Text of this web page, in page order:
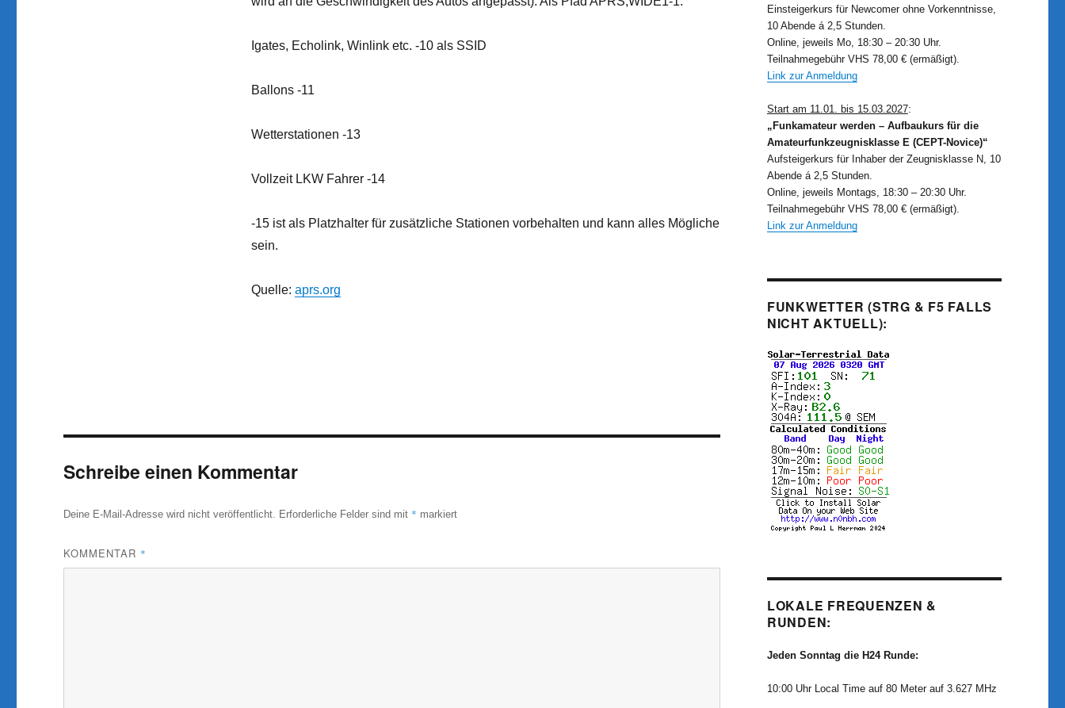
Igates, Echolink, Winlink etc. -10 als SSID
Ballons -11
Wetterstationen -13
Vollzeit LKW Fahrer -14
-15 ist als Platzhalter für zusätzliche Stationen vorbehalten und kann alles Mögliche
sein.
Quelle: aprs.org
Schreibe einen Kommentar
Deine E-Mail-Adresse wird nicht veröffentlicht. Erforderliche Felder sind mit * markiert
KOMMENTAR *
Einsteigerkurs für Newcomer ohne Vorkenntnisse,
10 Abende á 2,5 Stunden.
Online, jeweils Mo, 18:30 – 20:30 Uhr.
Teilnahmegebühr VHS 78,00 € (ermäßigt).
Link zur Anmeldung
Start am 11.01. bis 15.03.2027:
„Funkamateur werden – Aufbaukurs für die
Amateurfunkzeugnisklasse E (CEPT-Novice)“
Aufsteigerkurs für Inhaber der Zeugnisklasse N, 10
Abende á 2,5 Stunden.
Online, jeweils Montags, 18:30 – 20:30 Uhr.
Teilnahmegebühr VHS 78,00 € (ermäßigt).
Link zur Anmeldung
FUNKWETTER (STRG & F5 FALLS
NICHT AKTUELL):
LOKALE FREQUENZEN &
RUNDEN:
Jeden Sonntag die H24 Runde:
10:00 Uhr Local Time auf 80 Meter auf 3.627 MHz